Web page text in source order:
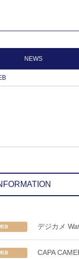
NEWS
デジカメ
CAPA